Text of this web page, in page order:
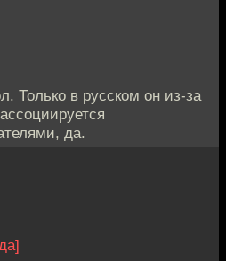
Только в русском он из-за
да.